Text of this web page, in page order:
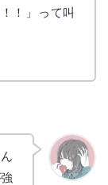
！」って叫